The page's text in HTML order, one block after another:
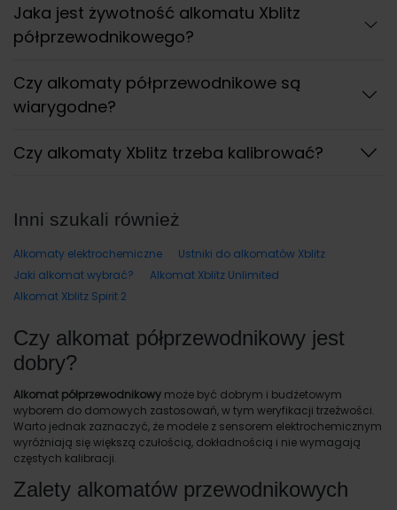
Jaka jest żywotność alkomatu Xblitz
półprzewodnikowego?
Czy alkomaty półprzewodnikowe są
wiarygodne?
Czy alkomaty Xblitz trzeba kalibrować?
Inni szukali również
Alkomaty elektrochemiczne
Ustniki do alkomatów Xblitz
Jaki alkomat wybrać?
Alkomat Xblitz Unlimited
Alkomat Xblitz Spirit 2
Czy alkomat półprzewodnikowy jest
dobry?
Alkomat półprzewodnikowy może być dobrym i budżetowym
wyborem do domowych zastosowań, w tym weryfikacji trzeźwości.
Warto jednak zaznaczyć, że modele z sensorem elektrochemicznym
wyróżniają się większą czułością, dokładnością i nie wymagają
częstych kalibracji.
Zalety alkomatów przewodnikowych